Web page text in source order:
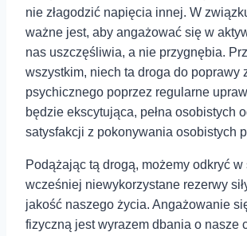
nie złagodzić napięcia innej. W
ważne jest, aby angażować się w
nas uszczęśliwia, a nie przygnębia.
wszystkim, niech ta droga do poprawy
psychicznego poprzez regularne
będzie ekscytująca, pełna osobistych
satysfakcji z pokonywania osobistych
Podążając tą drogą, możemy odkryć w
wcześniej niewykorzystane rezerwy
jakość naszego życia. Angażowanie
fizyczną jest wyrazem dbania o nasze